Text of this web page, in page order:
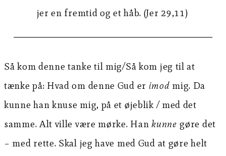
jer en fremtid og et håb. (Jer 29,11)
Så kom denne tanke til mig/Så kom jeg til at
tænke på: Hvad om denne Gud er imod mig. Da
kunne han knuse mig, på et øjeblik / med det
samme. Alt ville være mørke. Hankunnegøre det
– med rette. Skal jeg have med Gud at gøre helt